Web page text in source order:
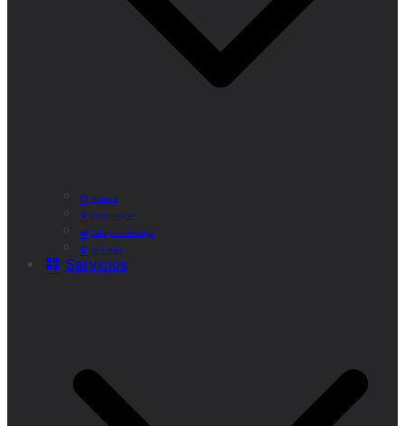
Historia
Cómo Llegar
Callejero Municipal
Teléfonos
Servicios